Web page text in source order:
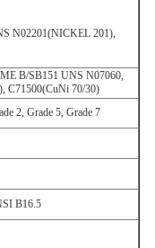
N02201(NICKEL 201),
B/SB151 UNS N07060,
C71500(CuNi 70/30)
2, Grade 5, Grade 7
B16.5